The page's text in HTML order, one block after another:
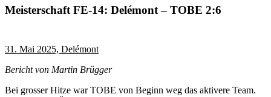
Meisterschaft FE-14: Delémont – TOBE 2:6
31. Mai 2025, Delémont
Bericht von Martin Brügger
Bei grosser Hitze war TOBE von Beginn weg das aktivere Team.